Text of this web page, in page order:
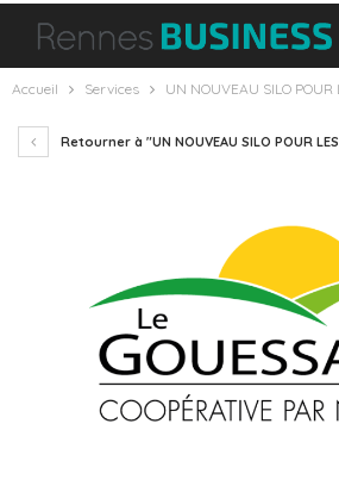
Accueil Services UN NOUVEAU SILO POUR
Retourner à "UN NOUVEAU SILO POUR LES